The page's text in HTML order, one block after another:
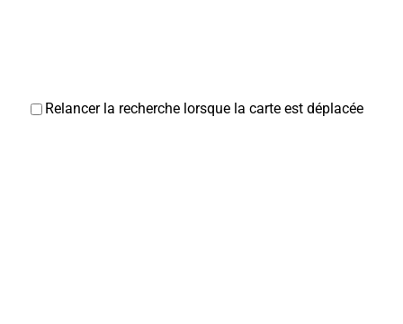
Relancer la recherche lorsque la carte est déplacée